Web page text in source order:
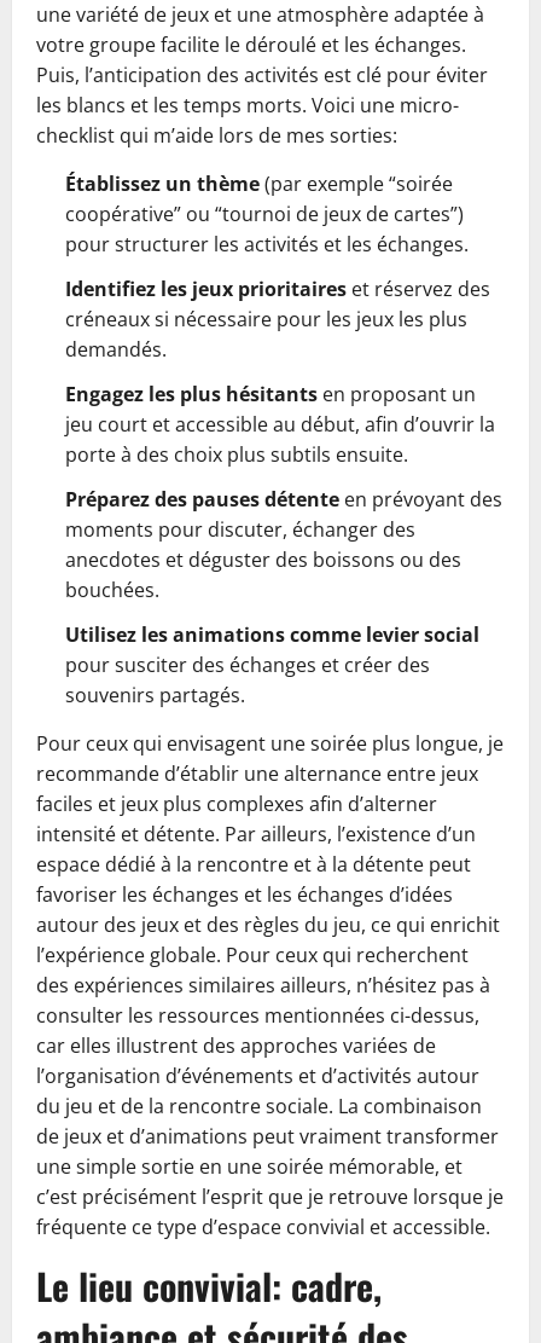
une variété de jeux et une atmosphère adaptée à
votre groupe facilite le déroulé et les échanges.
Puis, l’anticipation des activités est clé pour éviter
les blancs et les temps morts. Voici une micro-
checklist qui m’aide lors de mes sorties:
Établissez un thème(par exemple “soirée
coopérative” ou “tournoi de jeux de cartes”)
pour structurer les activités et les échanges.
Identifiez les jeux prioritaires et réservez des
créneaux si nécessaire pour les jeux les plus
demandés.
Engagez les plus hésitants en proposant un
jeu court et accessible au début, afin d’ouvrir la
porte à des choix plus subtils ensuite.
Préparez des pauses détente en prévoyant des
moments pour discuter, échanger des
anecdotes et déguster des boissons ou des
bouchées.
Utilisez les animations comme levier social
pour susciter des échanges et créer des
souvenirs partagés.
Pour ceux qui envisagent une soirée plus longue, je
recommande d’établir une alternance entre jeux
faciles et jeux plus complexes afin d’alterner
intensité et détente. Par ailleurs, l’existence d’un
espace dédié à la rencontre et à la détente peut
favoriser les échanges et les échanges d’idées
autour des jeux et des règles du jeu, ce qui enrichit
l’expérience globale. Pour ceux qui recherchent
des expériences similaires ailleurs, n’hésitez pas à
consulter les ressources mentionnées ci-dessus,
car elles illustrent des approches variées de
l’organisation d’événements et d’activités autour
du jeu et de la rencontre sociale. La combinaison
de jeux et d’animations peut vraiment transformer
une simple sortie en une soirée mémorable, et
c’est précisément l’esprit que je retrouve lorsque je
fréquente ce type d’espace convivial et accessible.
Le lieu convivial: cadre,